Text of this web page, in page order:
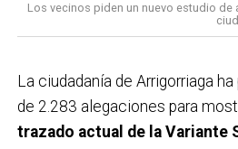
Los vecinos piden un nuevo estudio
La ciudadanía de Arrigorriaga
de 2.283 alegaciones para
trazado actual de la Variante